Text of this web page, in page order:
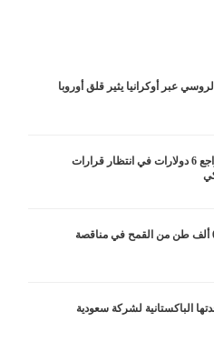
عبر أوكرانيا يثير قلق أوروبا
أسعار الذهب تتراجع 6 دولارات في انتظار قرارات
الباكستانية لشركة سعودية